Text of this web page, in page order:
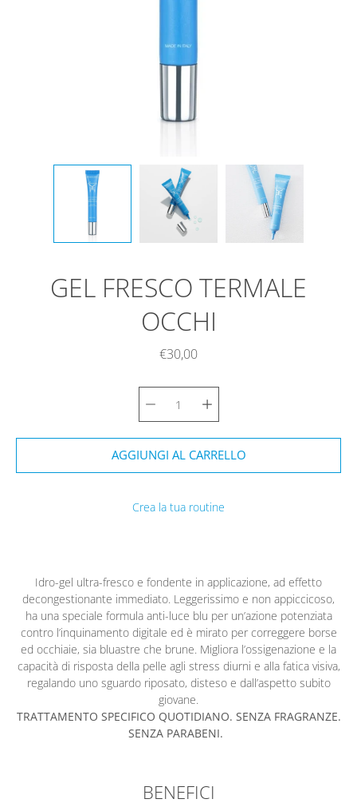
GEL FRESCO TERMALE
OCCHI
€30,00
AGGIUNGI AL CARRELLO
Crea la tua routine
Idro-gel ultra-fresco e fondente in applicazione, ad effetto
decongestionante immediato. Leggerissimo e non appiccicoso,
ha una speciale formula anti-luce blu per un’azione potenziata
contro l’inquinamento digitale ed è mirato per correggere borse
ed occhiaie, sia bluastre che brune. Migliora l’ossigenazione e la
capacità di risposta della pelle agli stress diurni e alla fatica visiva,
regalando uno sguardo riposato, disteso e dall’aspetto subito
giovane.
TRATTAMENTO SPECIFICO QUOTIDIANO. SENZA FRAGRANZE.
SENZA PARABENI.
BENEFICI